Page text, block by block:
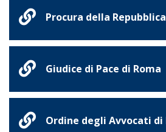
Procura della
Giudice di Pace di Roma
Ordine degli Avvocati di